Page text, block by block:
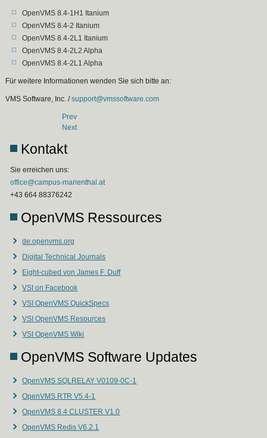
OpenVMS 8.4-1H1 Itanium
OpenVMS 8.4-2 Itanium
OpenVMS 8.4-2L1 Itanium
OpenVMS 8.4-2L2 Alpha
OpenVMS 8.4-2L1 Alpha
Für weitere Informationen wenden Sie sich bitte an:
VMS Software, Inc. /support@vmssoftware.com
Prev
Next
Kontakt
Sie erreichen uns:
office@campus-marienthal.at
+43 664 88376242
OpenVMS Ressources
de.openvms.org
Digital Technical Journals
Eight-cubed von James F. Duff
VSI on Facebook
VSI OpenVMS QuickSpecs
VSI OpenVMS Resources
VSI OpenVMS Wiki
OpenVMS Software Updates
OpenVMS SQLRELAY V0109-0C-1
OpenVMS RTR V5.4-1
OpenVMS 8.4 CLUSTER V1.0
OpenVMS Redis V6.2.1